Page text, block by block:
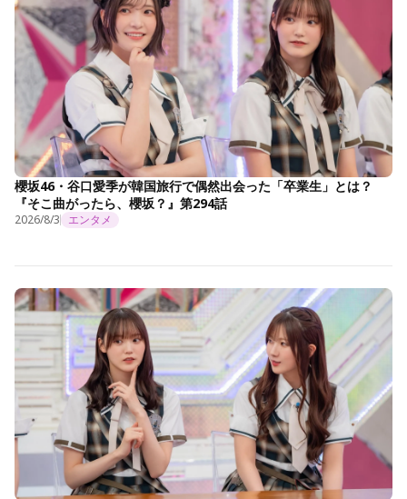
櫻坂46・谷口愛季が韓国旅行で偶然出会った「卒業生」とは？
『そこ曲がったら、櫻坂？』第294話
2026/8/3 エンタメ